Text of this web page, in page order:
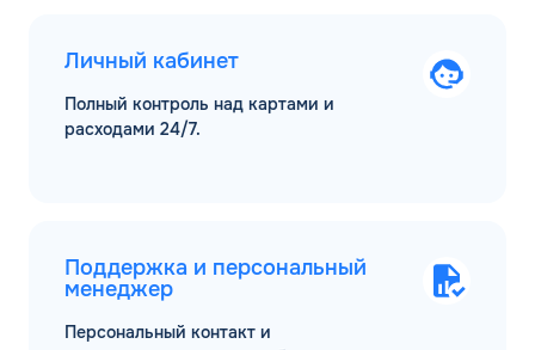
Личный кабинет
Полный контроль над картами и
расходами 24/7.
Поддержка и персональный
менеджер
Персональный контакт и